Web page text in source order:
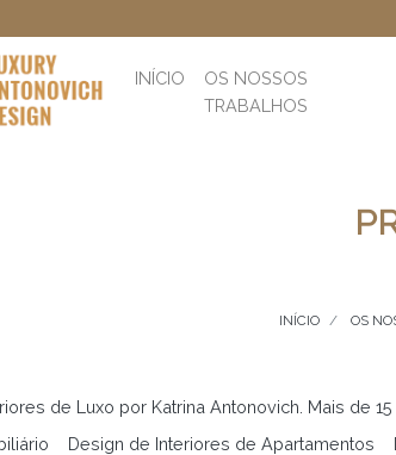
INÍCIO
OS NOSSOS
TRABALHOS
INÍCIO OS
de Luxo por Katrina Antonovich. Mais de
Design de Interiores de Apartamentos